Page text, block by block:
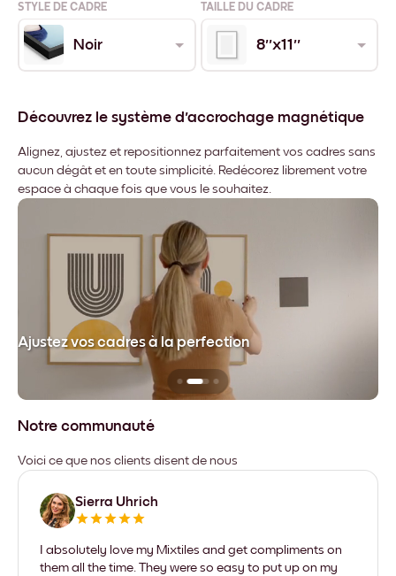
STYLE DE CADRE TAILLE DU CADRE
Noir 8''x11''
Découvrez le système d'accrochage magnétique
Alignez, ajustez et repositionnez parfaitement vos cadres sans
aucun dégât et en toute simplicité. Redécorez librement votre
espace à chaque fois que vous le souhaitez.
Ajustez vos cadres à la perfection
Notre communauté
Voici ce que nos clients disent de nous
Sierra Uhrich
I absolutely love my Mixtiles and get compliments on
them all the time. They were so easy to put up on my